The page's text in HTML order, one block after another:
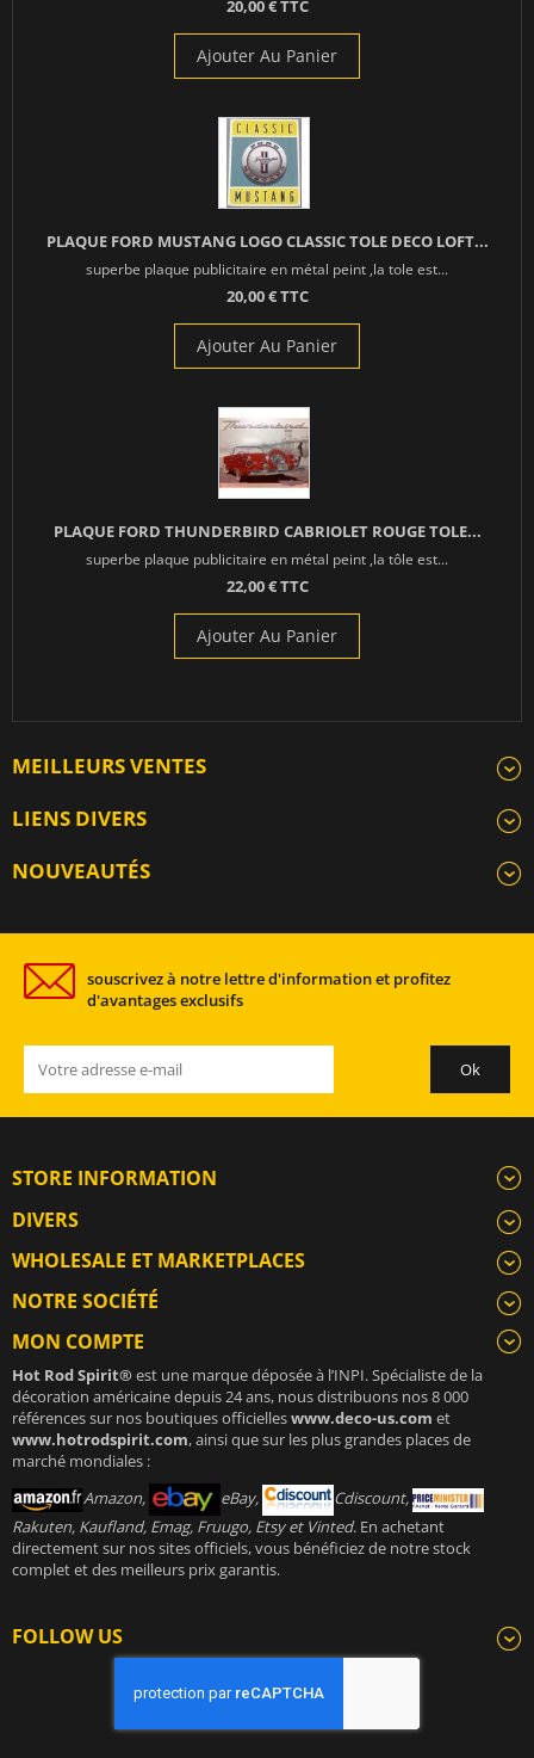
20,00 € TTC
Ajouter Au Panier
PLAQUE FORD MUSTANG LOGO CLASSIC TOLE DECO LOFT...
superbe plaque publicitaire en métal peint ,la tole est...
20,00 € TTC
Ajouter Au Panier
PLAQUE FORD THUNDERBIRD CABRIOLET ROUGE TOLE...
superbe plaque publicitaire en métal peint ,la tôle est...
22,00 € TTC
Ajouter Au Panier
MEILLEURS VENTES
LIENS DIVERS
NOUVEAUTÉS
souscrivez à notre lettre d'information et profitez
d'avantages exclusifs
STORE INFORMATION
DIVERS
WHOLESALE ET MARKETPLACES
NOTRE SOCIÉTÉ
MON COMPTE
Hot Rod Spirit®est une marque déposée à l’INPI. Spécialiste de la
décoration américaine depuis 24 ans, nous distribuons nos 8 000
références sur nos boutiques officielleswww.deco-us.com et
www.hotrodspirit.com, ainsi que sur les plus grandes places de
marché mondiales :
Amazon,
eBay,
Cdiscount,
Rakuten, Kaufland, Emag, Fruugo, Etsy et Vinted. En achetant
directement sur nos sites officiels, vous bénéficiez de notre stock
complet et des meilleurs prix garantis.
FOLLOW US